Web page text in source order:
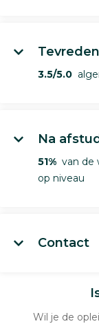
3.5/5.0
Na
51% van de
op niveau
Contact
Wil je de